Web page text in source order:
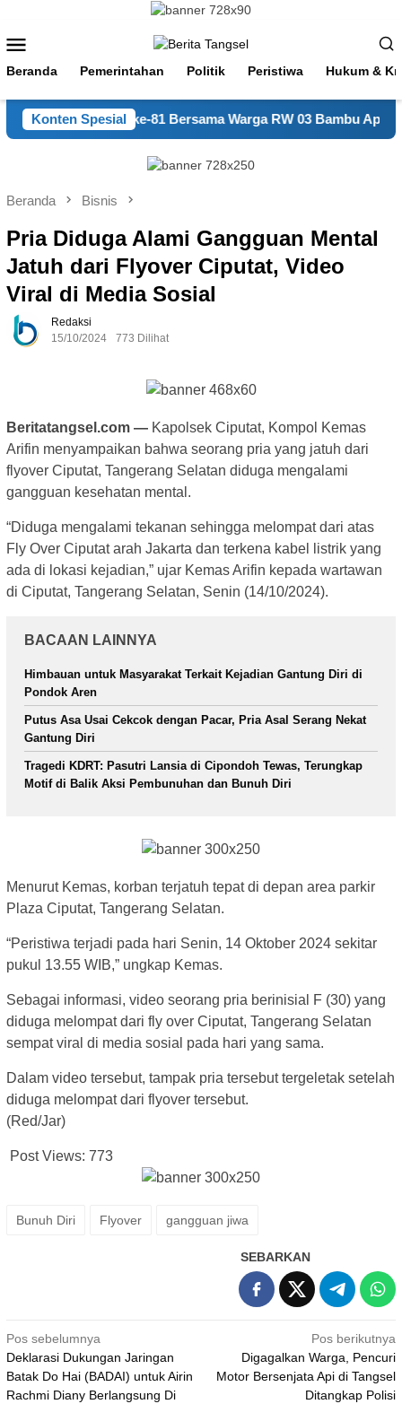
konten
Mobile
Beranda Pemerintahan Politik Peristiwa Hukum &
Konten Spesial
HUT RI ke-81 Bersama Warga RW 03 Bambu Apus
Beranda Bisnis
Pria Diduga Alami Gangguan Mental
Jatuh dari Flyover Ciputat, Video
Viral di Media Sosial
Redaksi
15/10/2024
773 Dilihat
Beritatangsel.com — Kapolsek Ciputat, Kompol Kemas
Arifin menyampaikan bahwa seorang pria yang jatuh dari
flyover Ciputat, Tangerang Selatan diduga mengalami
gangguan kesehatan mental.
“Diduga mengalami tekanan sehingga melompat dari atas
Fly Over Ciputat arah Jakarta dan terkena kabel listrik yang
ada di lokasi kejadian,” ujar Kemas Arifin kepada wartawan
di Ciputat, Tangerang Selatan, Senin (14/10/2024).
BACAAN LAINNYA
Himbauan untuk Masyarakat Terkait Kejadian Gantung Diri di
Pondok Aren
Putus Asa Usai Cekcok dengan Pacar, Pria Asal Serang Nekat
Gantung Diri
Tragedi KDRT: Pasutri Lansia di Cipondoh Tewas, Terungkap
Motif di Balik Aksi Pembunuhan dan Bunuh Diri
Menurut Kemas, korban terjatuh tepat di depan area parkir
Plaza Ciputat, Tangerang Selatan.
“Peristiwa terjadi pada hari Senin, 14 Oktober 2024 sekitar
pukul 13.55 WIB,” ungkap Kemas.
Sebagai informasi, video seorang pria berinisial F (30) yang
diduga melompat dari fly over Ciputat, Tangerang Selatan
sempat viral di media sosial pada hari yang sama.
Dalam video tersebut, tampak pria tersebut tergeletak setelah
diduga melompat dari flyover tersebut.
(Red/Jar)
Post Views: 773
Bunuh Diri Flyover gangguan jiwa
SEBARKAN
Navigasi
pos
Pos sebelumnya
Deklarasi Dukungan Jaringan
Batak Do Hai (BADAI) untuk Airin
Rachmi Diany Berlangsung Di
Pos berikutnya
Digagalkan Warga, Pencuri
Motor Bersenjata Api di Tangsel
Ditangkap Polisi